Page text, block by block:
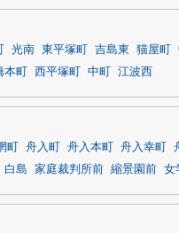
光南 東平塚町 吉島東 猫屋町
本町 西平塚町 中町 江波西
町 舟入町 舟入本町 舟入幸町
白島 家庭裁判所前 縮景園前 女